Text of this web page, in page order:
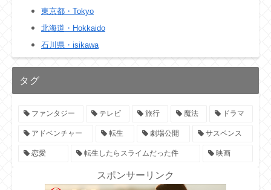
東京都・Tokyo
北海道・Hokkaido
石川県・isikawa
タグ
ファンタジー テレビ 旅行 魔法 ドラマ
アドベンチャー 転生 劇場公開 サスペンス
恋愛 転生したらスライムだった件 映画
スポンサーリンク